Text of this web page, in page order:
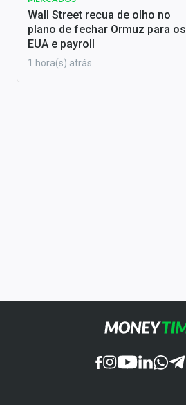
Wall Street recua de olho no
plano de fechar Ormuz para os
EUA e payroll
1 hora(s) atrás